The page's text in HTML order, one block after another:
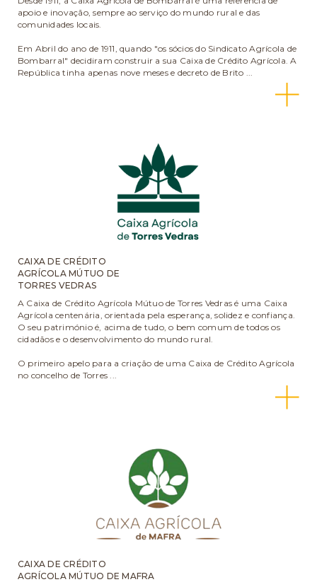
apoio e inovação, sempre ao serviço do mundo rural e das
comunidades locais.
Em Abril do ano de 1911, quando "os sócios do Sindicato Agrícola de
Bombarral" decidiram construir a sua Caixa de Crédito Agrícola. A
República tinha apenas nove meses e decreto de Brito ...
CAIXA DE CRÉDITO
AGRÍCOLA MÚTUO DE
TORRES VEDRAS
A Caixa de Crédito Agrícola Mútuo de Torres Vedras é uma Caixa
Agrícola centenária, orientada pela esperança, solidez e confiança.
O seu património é, acima de tudo, o bem comum de todos os
cidadãos e o desenvolvimento do mundo rural.
O primeiro apelo para a criação de uma Caixa de Crédito Agrícola
no concelho de Torres ...
CAIXA DE CRÉDITO
AGRÍCOLA MÚTUO DE MAFRA